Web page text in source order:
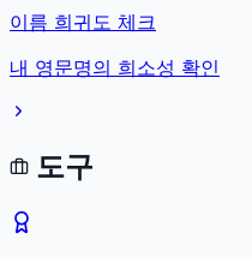
이름 희귀도 체크
내 영문명의 희소성 확인
도구